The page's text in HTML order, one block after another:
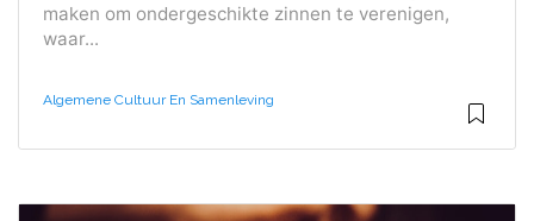
maken om ondergeschikte zinnen te verenigen,
waar...
Algemene Cultuur En Samenleving